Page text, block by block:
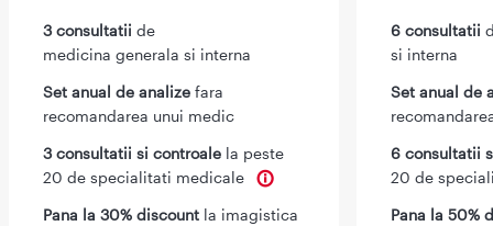
3 consultatii de
medicina generala si interna
Set anual de analize fara
recomandarea unui medic
3 consultatii si controale la peste
20 de specialitati medicale
Pana la 30% discount la imagistica
6 consultatii
si interna
Set anual de
6 consultatii
20 de
Pana la 50%